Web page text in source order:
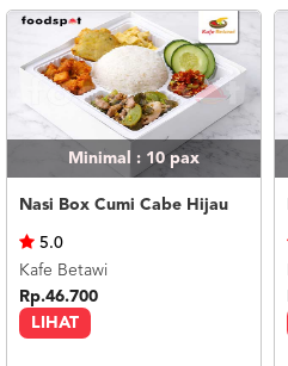
Minimal : 10pax
Nasi Box Cumi Cabe Hijau
LIHAT
5.0
Kafe Betawi
Rp.46.700